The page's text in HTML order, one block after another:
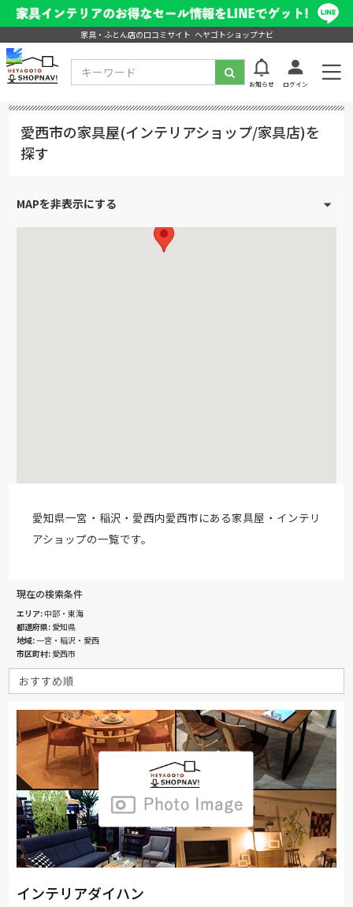
家具・ふとん店の口コミサイト ヘヤゴトショップナビ
お知らせ ログイン
愛西市の家具屋(インテリアショップ/家具店)を
探す
愛知県一宮・稲沢・愛西内愛西市にある家具屋・インテリ
アショップの一覧です。
現在の検索条件
エリア 中部・東海
都道府県 愛知県
地域 一宮・稲沢・愛西
市区町村 愛西市
インテリアダイハン